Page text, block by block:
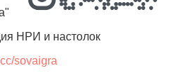
НРИ и настолок
sovaigra